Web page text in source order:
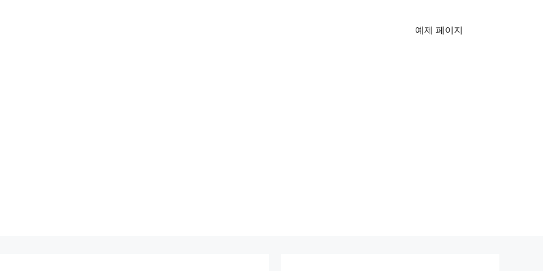
예제 페이지